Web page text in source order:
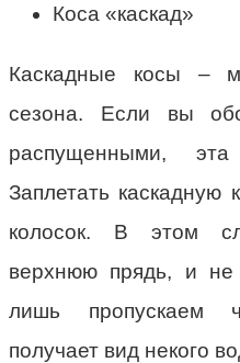
Коса «каскад»
Каскадные косы –
сезона. Если вы
распущенными,
Заплетать каскадную
колосок. В этом
верхнюю прядь, и
лишь пропускаем
получает вид некого